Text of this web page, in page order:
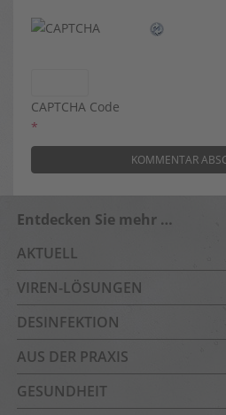
CAPTCHA Code
*
Entdecken Sie mehr …
AKTUELL
VIREN-LÖSUNGEN
DESINFEKTION
AUS DER PRAXIS
GESUNDHEIT